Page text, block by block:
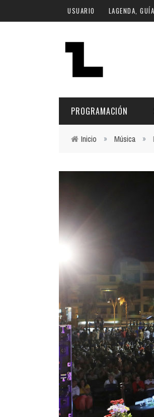
Pasar al contenido principal
USUARIO LAGENDA,
PROGRAMACIÓN
Inicio » Música »